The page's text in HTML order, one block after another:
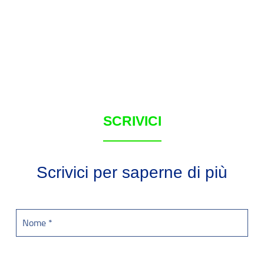
SCRIVICI
Scrivici per saperne di più